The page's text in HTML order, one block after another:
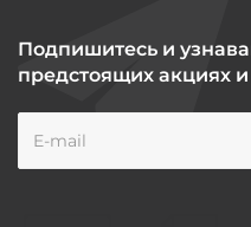
Подпишитесь и
предстоящих акциях